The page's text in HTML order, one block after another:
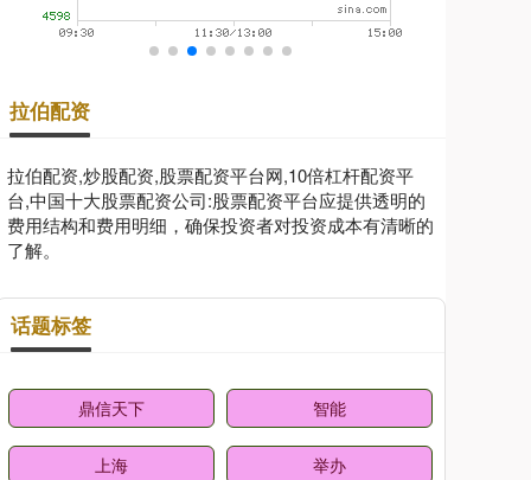
拉伯配资
拉伯配资,炒股配资,股票配资平台网,10倍杠杆配资平
台,中国十大股票配资公司:股票配资平台应提供透明的
费用结构和费用明细，确保投资者对投资成本有清晰的
了解。
话题标签
鼎信天下 智能
上海 举办